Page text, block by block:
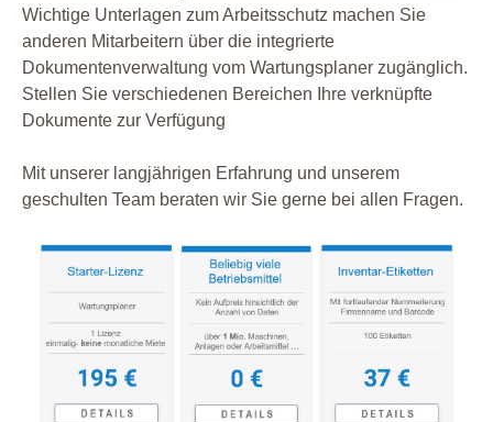
Wichtige Unterlagen zum Arbeitsschutz machen Sie
anderen Mitarbeitern über die integrierte
Dokumentenverwaltung vom Wartungsplaner zugänglich.
Stellen Sie verschiedenen Bereichen Ihre verknüpfte
Dokumente zur Verfügung
Mit unserer langjährigen Erfahrung und unserem
geschulten Team beraten wir Sie gerne bei allen Fragen.